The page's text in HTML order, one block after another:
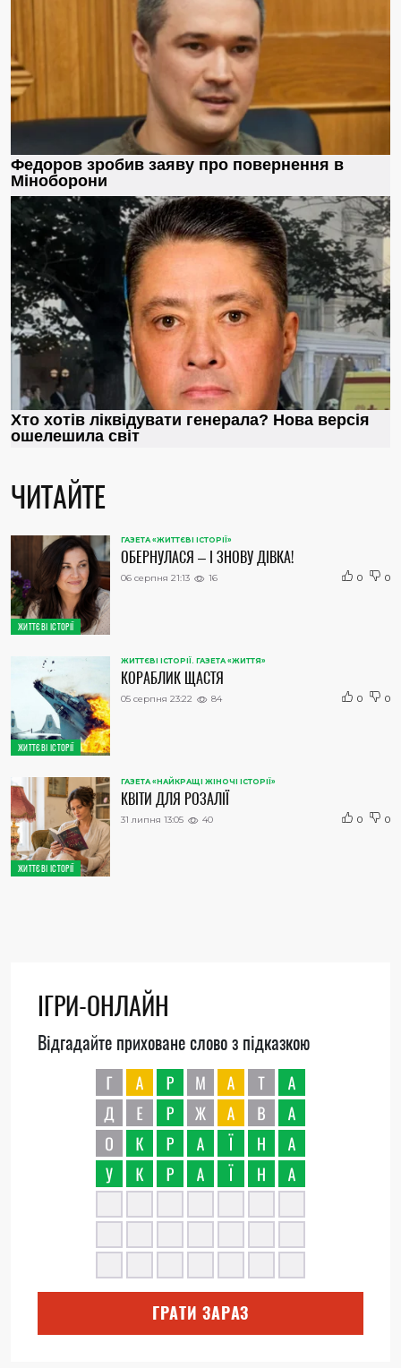
ЧИТАЙТЕ
ЖИТТЄВІ ІСТОРІЇ
ГАЗЕТА «ЖИТТЄВІ ІСТОРІЇ»
ОБЕРНУЛАСЯ – І ЗНОВУ ДІВКА!
06 серпня 21:13 16 0 0
ЖИТТЄВІ ІСТОРІЇ
ЖИТТЄВІ ІСТОРІЇ. ГАЗЕТА «ЖИТТЯ»
КОРАБЛИК ЩАСТЯ
05 серпня 23:22 84 0 0
ЖИТТЄВІ ІСТОРІЇ
ГАЗЕТА «НАЙКРАЩІ ЖІНОЧІ ІСТОРІЇ»
КВІТИ ДЛЯ РОЗАЛІЇ
31 липня 13:05 40 0 0
ІГРИ-ОНЛАЙН
Відгадайте приховане слово з підказкою
ГРАТИ ЗАРАЗ